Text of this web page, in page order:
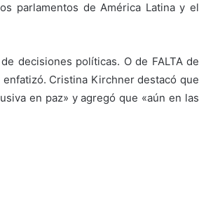
parlamentos de América Latina y el
decisiones políticas. O de FALTA de
​​​​​​​Cristina Kirchner destacó que
en paz» y agregó que «aún en las